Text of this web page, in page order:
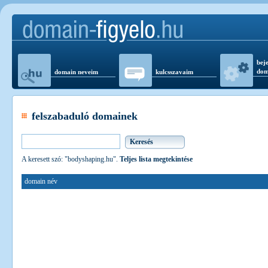
domain neveim kulcsszavaim
felszabaduló domainek
A keresett szó: "bodyshaping.hu". Teljes lista megtekintése
domain név